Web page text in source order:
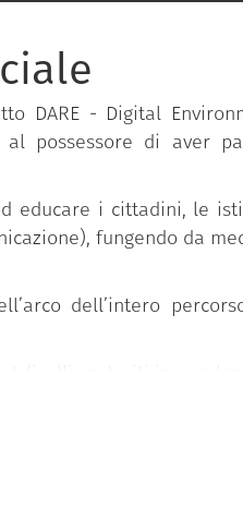
DARE - Digital
possessore di aver
educare i cittadini, le
fungendo da
dell’intero
livelli costruiti in una
alla